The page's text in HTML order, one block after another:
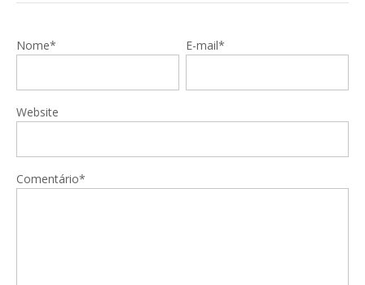
Nome* E-mail*
Website
Comentário*